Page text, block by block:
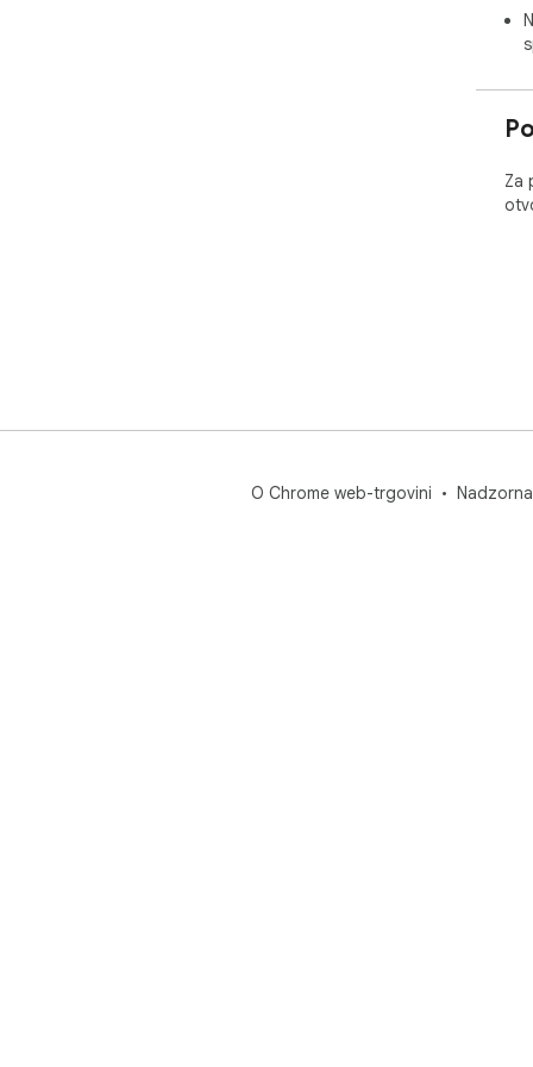
Za
O Chrome web-trgovini